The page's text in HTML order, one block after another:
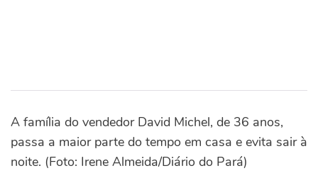
A família do vendedor David Michel, de 36 anos,
passa a maior parte do tempo em casa e evita sair à
noite. (Foto: Irene Almeida/Diário do Pará)